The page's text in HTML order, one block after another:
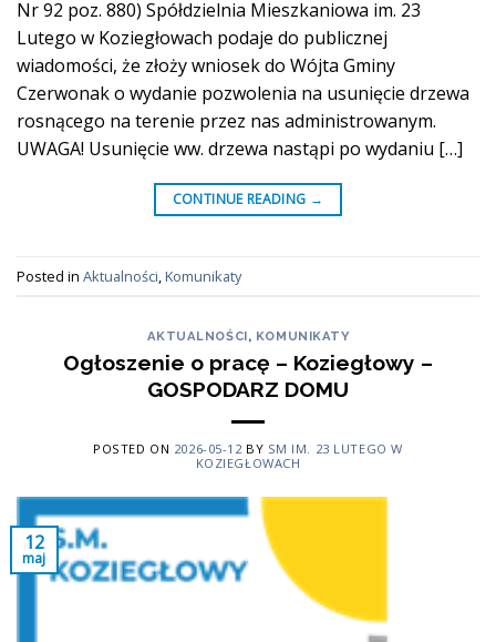
Nr 92 poz. 880) Spółdzielnia Mieszkaniowa im. 23
Lutego w Koziegłowach podaje do publicznej
wiadomości, że złoży wniosek do Wójta Gminy
Czerwonak o wydanie pozwolenia na usunięcie drzewa
rosnącego na terenie przez nas administrowanym.
UWAGA! Usunięcie ww. drzewa nastąpi po wydaniu […]
CONTINUE READING →
Posted in Aktualności Komunikaty
AKTUALNOŚCI, KOMUNIKATY
Ogłoszenie o pracę – Koziegłowy –
GOSPODARZ DOMU
POSTED ON 2026-05-12 BY SM IM. 23 LUTEGO W
KOZIEGŁOWACH
12
maj